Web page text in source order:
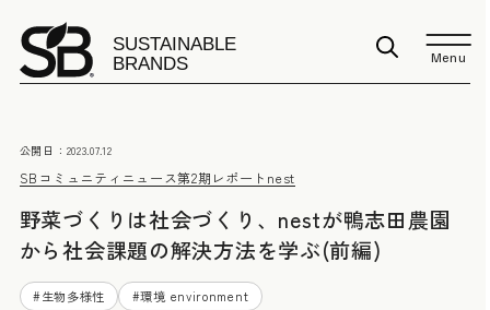
Menu
SBコミュニティニュース第2期レポート nest
公開日： 2023.07.12
野菜づくりは社会づくり、nestが鴨志田農園
から社会課題の解決方法を学ぶ(前編)
#生物多様性 #環境 environment